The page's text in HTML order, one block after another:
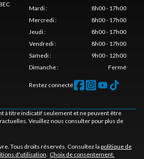
Mardi:
8h00 - 17h00
Mercredi:
8h00 - 17h00
Jeudi:
8h00 - 17h00
Vendredi:
8h00 - 17h00
Samedi:
9h00 - 12h00
Dimanche: Fermé
Restez connecté
à titre indicatif seulement et ne peuvent être
Veuillez nous consulter pour plus de
Tous droits réservés. Consultez la politique de
d'utilisation. Choix de consentement.